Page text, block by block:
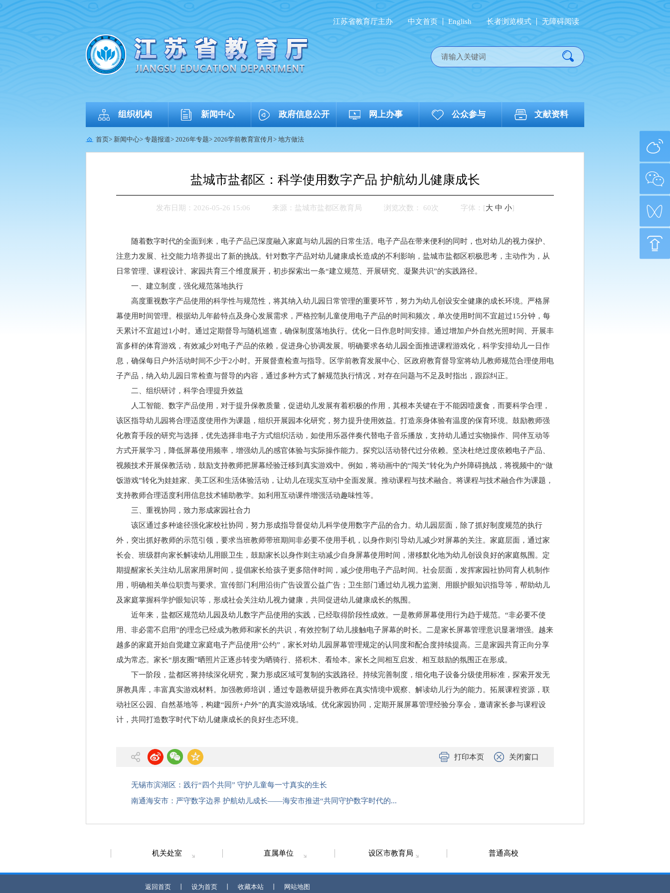
江苏省教育厅主办 中文首页 English 长者浏览模式 无障碍阅读
组织机构 新闻中心 政府信息公开 网上办事 公众参与 文献资料
首页> 新闻中心> 专题报道> 2026年专题> 2026学前教育宣传月 > 地方做法
盐城市盐都区：科学使用数字产品 护航幼儿健康成长
发布日期：2026-05-26 15:06 来源： 盐城市盐都区教育局 浏览次数： 60次 字体： [大 中 小]
随着数字时代的全面到来，电子产品已深度融入家庭与幼儿园的日常生活。电子产品在带来便利的同时，也对幼儿的视力保护、
注意力发展、社交能力培养提出了新的挑战。针对数字产品对幼儿健康成长造成的不利影响，盐城市盐都区积极思考，主动作为，从
日常管理、课程设计、家园共育三个维度展开，初步探索出一条“建立规范、开展研究、凝聚共识”的实践路径。
一、建立制度，强化规范落地执行
高度重视数字产品使用的科学性与规范性，将其纳入幼儿园日常管理的重要环节，努力为幼儿创设安全健康的成长环境。严格屏
幕使用时间管理。根据幼儿年龄特点及身心发展需求，严格控制儿童使用电子产品的时间和频次，单次使用时间不宜超过15分钟，每
天累计不宜超过1小时。通过定期督导与随机巡查，确保制度落地执行。优化一日作息时间安排。通过增加户外自然光照时间、开展丰
富多样的体育游戏，有效减少对电子产品的依赖，促进身心协调发展。明确要求各幼儿园全面推进课程游戏化，科学安排幼儿一日作
息，确保每日户外活动时间不少于2小时。开展督查检查与指导。区学前教育发展中心、区政府教育督导室将幼儿教师规范合理使用电
子产品，纳入幼儿园日常检查与督导的内容，通过多种方式了解规范执行情况，对存在问题与不足及时指出，跟踪纠正。
二、组织研讨，科学合理提升效益
人工智能、数字产品使用，对于提升保教质量，促进幼儿发展有着积极的作用，其根本关键在于不能因噎废食，而要科学合理，
该区指导幼儿园将合理适度使用作为课题，组织开展园本化研究，努力提升使用效益。打造亲身体验有温度的保育环境。鼓励教师强
化教育手段的研究与选择，优先选择非电子方式组织活动，如使用乐器伴奏代替电子音乐播放，支持幼儿通过实物操作、同伴互动等
方式开展学习，降低屏幕使用频率，增强幼儿的感官体验与实际操作能力。探究以活动替代过分依赖。坚决杜绝过度依赖电子产品、
视频技术开展保教活动，鼓励支持教师把屏幕经验迁移到真实游戏中。例如，将动画中的“闯关”转化为户外障碍挑战，将视频中的“做
饭游戏”转化为娃娃家、美工区和生活体验活动，让幼儿在现实互动中全面发展。推动课程与技术融合。将课程与技术融合作为课题，
支持教师合理适度利用信息技术辅助教学。如利用互动课件增强活动趣味性等。
三、重视协同，致力形成家园社合力
该区通过多种途径强化家校社协同，努力形成指导督促幼儿科学使用数字产品的合力。幼儿园层面，除了抓好制度规范的执行
外，突出抓好教师的示范引领，要求当班教师带班期间非必要不使用手机，以身作则引导幼儿减少对屏幕的关注。家庭层面，通过家
长会、班级群向家长解读幼儿用眼卫生，鼓励家长以身作则主动减少自身屏幕使用时间，潜移默化地为幼儿创设良好的家庭氛围。定
期提醒家长关注幼儿居家用屏时间，提倡家长给孩子更多陪伴时间，减少使用电子产品时间。社会层面，发挥家园社协同育人机制作
用，明确相关单位职责与要求。宣传部门利用沿街广告设置公益广告；卫生部门通过幼儿视力监测、用眼护眼知识指导等，帮助幼儿
及家庭掌握科学护眼知识等，形成社会关注幼儿视力健康，共同促进幼儿健康成长的氛围。
近年来，盐都区规范幼儿园及幼儿数字产品使用的实践，已经取得阶段性成效。一是教师屏幕使用行为趋于规范。“非必要不使
用、非必需不启用”的理念已经成为教师和家长的共识，有效控制了幼儿接触电子屏幕的时长。二是家长屏幕管理意识显著增强。越来
越多的家庭开始自觉建立家庭电子产品使用“公约”，家长对幼儿园屏幕管理规定的认同度和配合度持续提高。三是家园共育正向分享
成为常态。家长“朋友圈”晒照片正逐步转变为晒骑行、搭积木、看绘本。家长之间相互启发、相互鼓励的氛围正在形成。
下一阶段，盐都区将持续深化研究，聚力形成区域可复制的实践路径。持续完善制度，细化电子设备分级使用标准，探索开发无
屏教具库，丰富真实游戏材料。加强教师培训，通过专题教研提升教师在真实情境中观察、解读幼儿行为的能力。拓展课程资源，联
动社区公园、自然基地等，构建“园所+户外”的真实游戏场域。优化家园协同，定期开展屏幕管理经验分享会，邀请家长参与课程设
计，共同打造数字时代下幼儿健康成长的良好生态环境。
打印本页 关闭窗口
无锡市滨湖区：践行“四个共同” 守护儿童每一寸真实的生长
南通海安市：严守数字边界 护航幼儿成长——海安市推进“共同守护数字时代的...
机关处室 直属单位 设区市教育局 普通高校
返回首页 设为首页 收藏本站 网站地图